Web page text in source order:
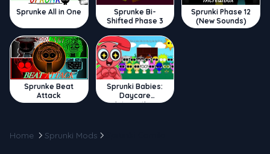
Sprunke All in One
Sprunke Bi-
Shifted Phase 3
Sprunki Phase 12
(New Sounds)
Sprunke Beat
Attack
Sprunki Babies:
Daycare
Interactive
Home Sprunki Mods